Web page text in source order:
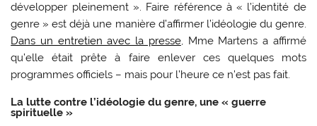
développer pleinement ». Faire référence à « l’identité de
genre » est déjà une manière d’affirmer l’idéologie du genre.
Dans un entretien avec la presse, Mme Martens a affirmé
qu’elle était prête à faire enlever ces quelques mots
programmes officiels – mais pour l’heure ce n’est pas fait.
La lutte contre l’idéologie du genre, une « guerre
spirituelle »